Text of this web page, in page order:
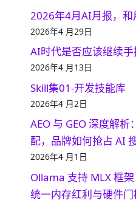
2026年4月AI月报，和
2026年4 月29日
AI时代是否应该继续手
2026年4 月13日
Skill集01-开发技能库
2026年4 月2日
AEO 与 GEO 深度解
配，品牌如何抢占 AI
2026年4 月1日
Ollama 支持 MLX 框
统一内存红利与硬件